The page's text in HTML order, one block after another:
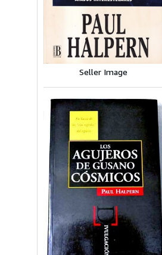
Seller Image